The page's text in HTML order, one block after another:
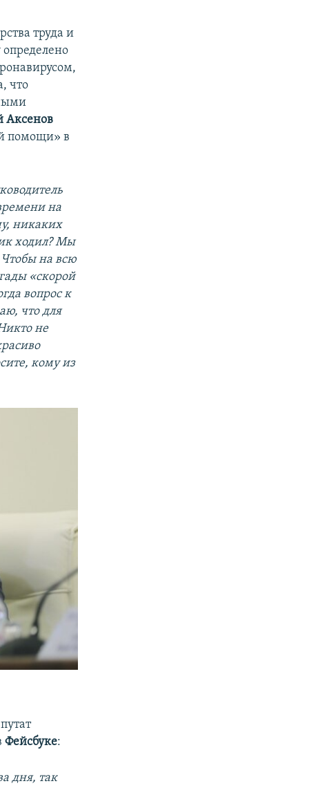
труда и
что
Аксенов
помощи» в
на
никаких
ходил? Мы
Чтобы на всю
«скорой
вопрос к
что для
не
кому из
Фейсбуке:
дня, так